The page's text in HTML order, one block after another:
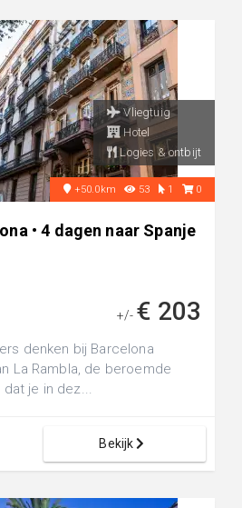
Vliegtuig
Hotel
Logies & ontbijt
+50.0km 53 1 0
• 4 dagen naar Spanje
+/- € 203
denken bij Barcelona
La Rambla, de beroemde
je in dez...
Bekijk